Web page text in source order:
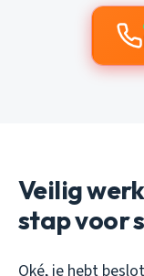
Veilig
stap voor
Oké, je hebt